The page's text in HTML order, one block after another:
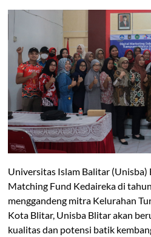
Universitas Islam Balitar (Unisba)
Matching Fund Kedaireka di
menggandeng mitra Kelurahan
Kota Blitar, Unisba Blitar akan
kualitas dan potensi batik